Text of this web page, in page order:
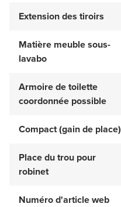
Extension des tiroirs
Matière meuble sous-
lavabo
Armoire de toilette
coordonnée possible
Compact (gain de place)
Place du trou pour
robinet
Numéro d'article web